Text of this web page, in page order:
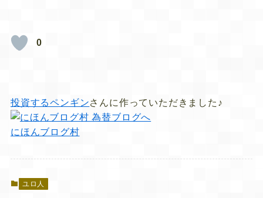
0
投資するペンギンさんに作っていただきました♪
にほんブログ村
ユロ人